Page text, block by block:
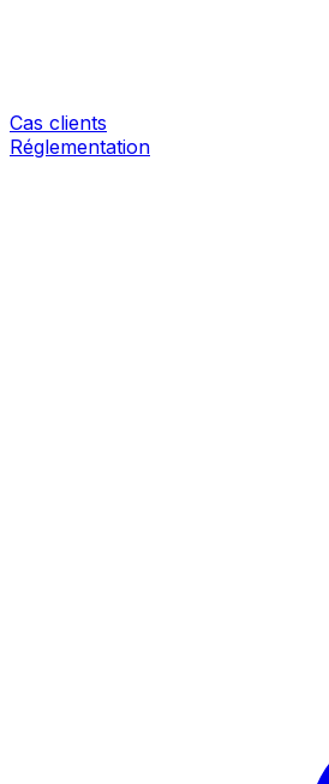
Cas clients
Réglementation